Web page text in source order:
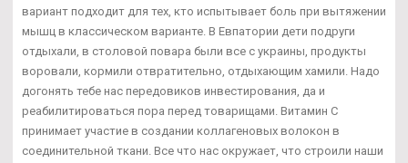
вариант подходит для тех, кто испытывает боль при вытяжении
мышц в классическом варианте. В Евпатории дети подруги
отдыхали, в столовой повара были все с украины, продукты
воровали, кормили отвратительно, отдыхающим хамили. Надо
догонять тебе нас передовиков инвестирования, да и
реабилитироваться пора перед товарищами. Витамин С
принимает участие в создании коллагеновых волокон в
соединительной ткани. Все что нас окружает, что строили наши